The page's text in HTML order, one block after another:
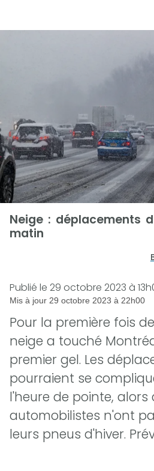
Neige : déplacements
matin
Publié le 29 octobre 2023 à
Mis à jour 29 octobre 2023 à 22h00
Pour la première fois
neige a touché
premier gel. Les
pourraient se
l'heure de pointe, alors
automobilistes n'ont
leurs pneus d'hiver.